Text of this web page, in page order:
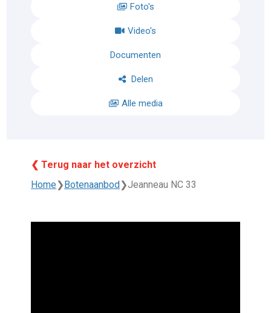
Foto's
Video's
Documenten
Delen
Alle media
❮ Terug naar het overzicht
Home❯Botenaanbod❯Jeanneau NC 33